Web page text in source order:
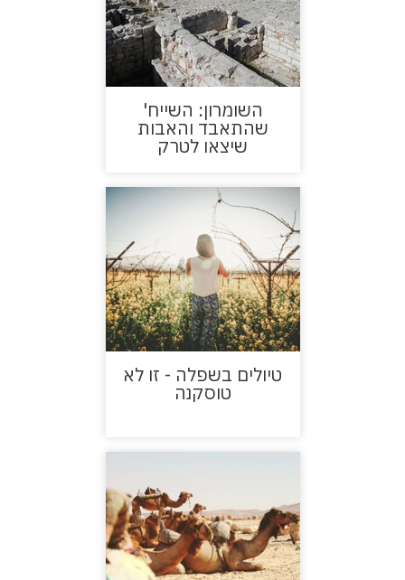
השומרון: השייח'
שהתאבד והאבות
שיצאו לטרק
טיולים בשפלה - זו לא
טוסקנה